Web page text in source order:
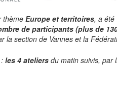
thème Europe et territoires, a été
de participants (plus de
la section de Vannes et la
les 4 ateliers du matin suivis, par